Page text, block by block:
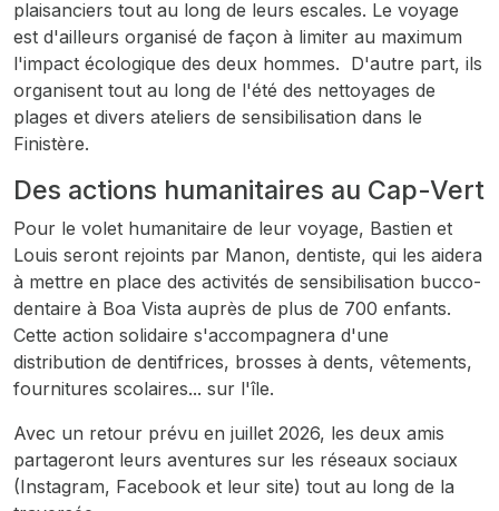
plaisanciers tout au long de leurs escales. Le voyage
est d'ailleurs organisé de façon à limiter au maximum
l'impact écologique des deux hommes. D'autre part, ils
organisent tout au long de l'été des nettoyages de
plages et divers ateliers de sensibilisation dans le
Finistère.
Des actions humanitaires au Cap-Vert
Pour le volet humanitaire de leur voyage, Bastien et
Louis seront rejoints par Manon, dentiste, qui les aidera
à mettre en place des activités de sensibilisation bucco-
dentaire à Boa Vista auprès de plus de 700 enfants.
Cette action solidaire s'accompagnera d'une
distribution de dentifrices, brosses à dents, vêtements,
fournitures scolaires... sur l'île.
Avec un retour prévu en juillet 2026, les deux amis
partageront leurs aventures sur les réseaux sociaux
(Instagram, Facebook et leur site) tout au long de la